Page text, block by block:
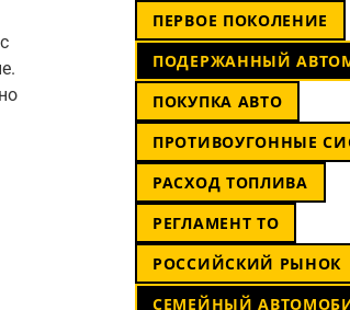
ПЕРВОЕ ПОКОЛЕНИЕ
ПОДЕРЖАННЫЙ
ПОКУПКА АВТО
ПРОТИВОУГОННЫЕ
РАСХОД ТОПЛИВА
РЕГЛАМЕНТ ТО
РОССИЙСКИЙ РЫНОК
СЕМЕЙНЫЙ